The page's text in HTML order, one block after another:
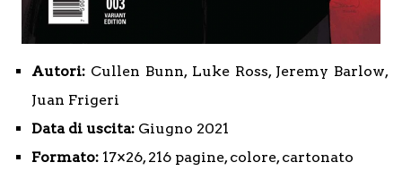
Autori: Cullen Bunn, Luke Ross, Jeremy Barlow,
Juan Frigeri
Data di uscita: Giugno 2021
Formato: 17×26, 216 pagine, colore, cartonato